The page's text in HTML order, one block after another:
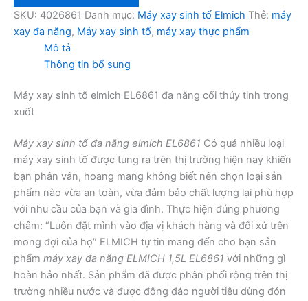
elmich
EL6861
SKU: 4026861 Danh mục: Máy xay sinh tố Elmich Thẻ: máy
xay đa năng, Máy xay sinh tố, máy xay thực phẩm
Mô tả
Thông tin bổ sung
Máy xay sinh tố elmich EL6861 đa năng cối thủy tinh trong
xuốt
Máy xay sinh tố đa năng elmich EL6861 Có quá nhiều loại
máy xay sinh tố được tung ra trên thị trường hiện nay khiến
bạn phân vân, hoang mang không biết nên chọn loại sản
phẩm nào vừa an toàn, vừa đảm bảo chất lượng lại phù hợp
với nhu cầu của bạn và gia đình. Thực hiện đúng phương
châm: “Luôn đặt mình vào địa vị khách hàng và đối xử trên
mong đợi của họ” ELMICH tự tin mang đến cho bạn sản
phẩm máy xay đa năng ELMICH 1,5L EL6861 với những gì
hoàn hảo nhất. Sản phẩm đã được phân phối rộng trên thị
trường nhiều nước và được đông đảo người tiêu dùng đón